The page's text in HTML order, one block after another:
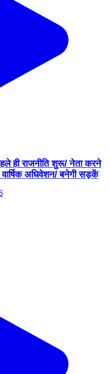
ही राजनीति शुरू/ नेता करने
अधिवेशन/ बनेगी सड़कें